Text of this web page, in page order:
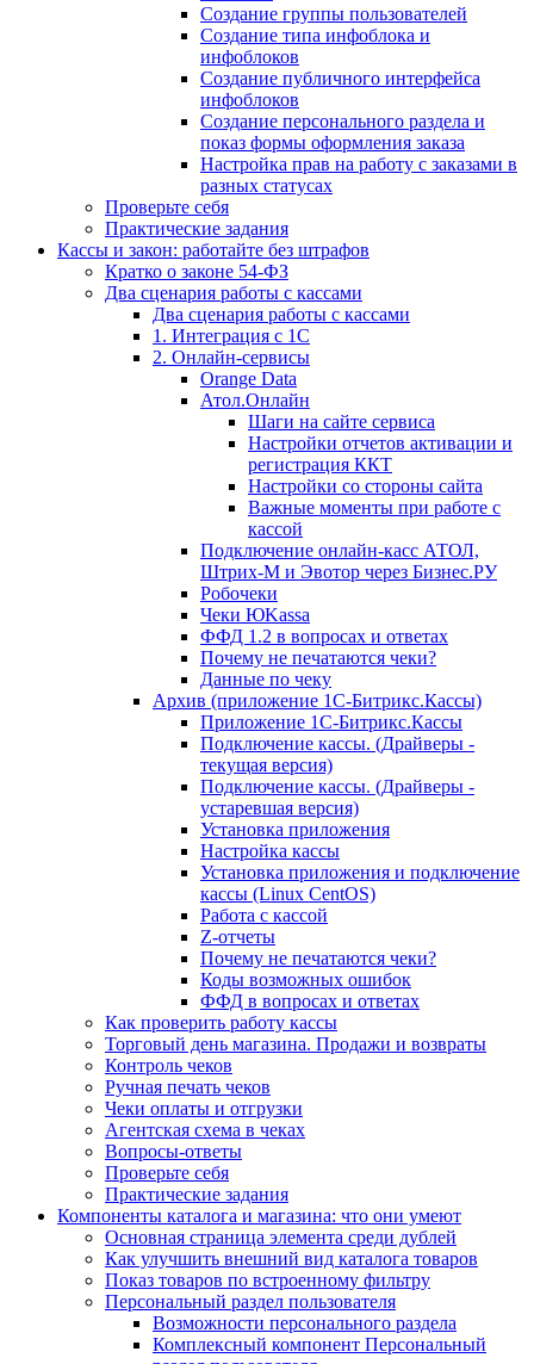
Создание группы пользователей
Создание типа инфоблока и
инфоблоков
Создание публичного интерфейса
инфоблоков
Создание персонального раздела и
показ формы оформления заказа
Настройка прав на работу с заказами в
разных статусах
Проверьте себя
Практические задания
Кассы и закон: работайте без штрафов
Кратко о законе 54-ФЗ
Два сценария работы с кассами
Два сценария работы с кассами
1. Интеграция с 1С
2. Онлайн-сервисы
Orange Data
Атол.Онлайн
Шаги на сайте сервиса
Настройки отчетов активации и
регистрация ККТ
Настройки со стороны сайта
Важные моменты при работе с
кассой
Подключение онлайн-касс АТОЛ,
Штрих-М и Эвотор через Бизнес.РУ
Робочеки
Чеки ЮKassa
ФФД 1.2 в вопросах и ответах
Почему не печатаются чеки?
Данные по чеку
Архив (приложение 1С-Битрикс.Кассы)
Приложение 1С-Битрикс.Кассы
Подключение кассы. (Драйверы -
текущая версия)
Подключение кассы. (Драйверы -
устаревшая версия)
Установка приложения
Настройка кассы
Установка приложения и подключение
кассы (Linux CentOS)
Работа с кассой
Z-отчеты
Почему не печатаются чеки?
Коды возможных ошибок
ФФД в вопросах и ответах
Как проверить работу кассы
Торговый день магазина. Продажи и возвраты
Контроль чеков
Ручная печать чеков
Чеки оплаты и отгрузки
Агентская схема в чеках
Вопросы-ответы
Проверьте себя
Практические задания
Компоненты каталога и магазина: что они умеют
Основная страница элемента среди дублей
Как улучшить внешний вид каталога товаров
Показ товаров по встроенному фильтру
Персональный раздел пользователя
Возможности персонального раздела
Комплексный компонент Персональный